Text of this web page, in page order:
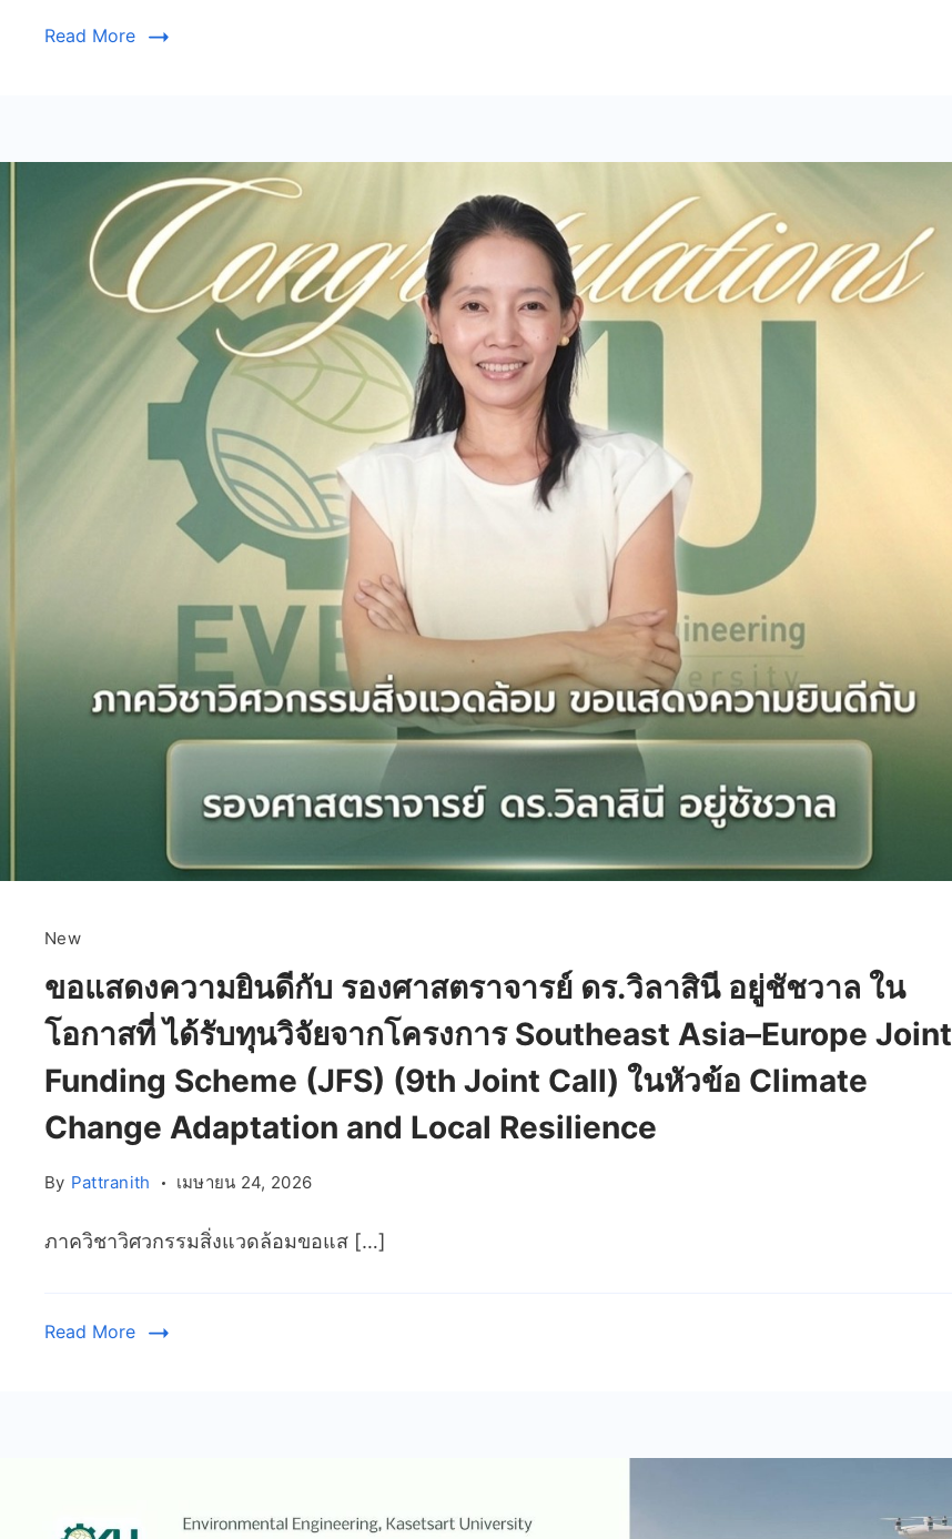
Read More
New
ขอแสดงความยินดีกับ รองศาสตราจารย์ ดร.วิลาสินี อยู่ชัชวาล ใน
โอกาสที่ ได้รับทุนวิจัยจากโครงการ Southeast Asia–Europe Joint
Funding Scheme (JFS) (9th Joint Call) ในหัวข้อ Climate
Change Adaptation and Local Resilience
By Pattranith เมษายน 24, 2026
ภาควิชาวิศวกรรมสิ่งแวดล้อมขอแส […]
Read More